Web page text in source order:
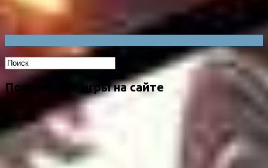
Популярные игры на сайте